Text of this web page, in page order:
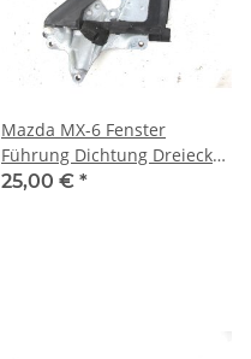
Mazda MX-6 Fenster
Führung Dichtung Dreieck
Tür vorne rechts
25,00 € *